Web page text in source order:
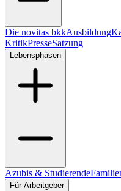
Die novitas bkkAusbildung
KritikPresseSatzung
Lebensphasen
Azubis & Studierende
Für Arbeitgeber